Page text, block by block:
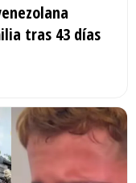
tras 43 días